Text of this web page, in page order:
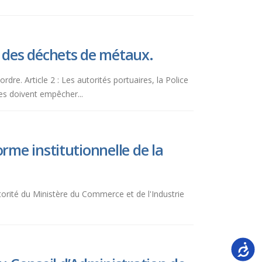
déchets de métaux.
Article 2 : Les autorités portuaires, la Police
doivent empêcher...
institutionnelle de la
du Ministère du Commerce et de l'Industrie